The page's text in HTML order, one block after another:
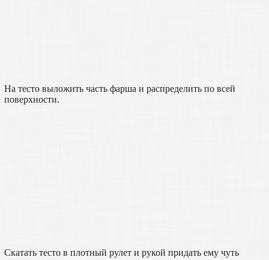
На тесто выложить часть фарша и распределить по всей
поверхности.
Скатать тесто в плотный рулет и рукой придать ему чуть